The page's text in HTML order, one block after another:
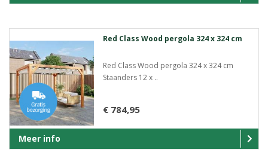
Red Class Wood pergola 324 x 324 cm
Red Class Wood pergola 324 x 324 cm
Staanders 12 x ..
€ 784,95
Meer info